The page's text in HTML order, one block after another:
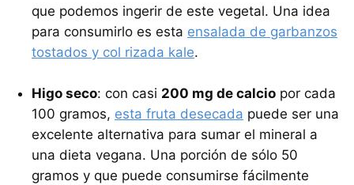
que podemos ingerir de este vegetal. Una idea
para consumirlo es esta ensalada de garbanzos
tostados y col rizada kale.
Higo seco: con casi 200 mg de calcio por cada
100 gramos, esta fruta desecada puede ser una
excelente alternativa para sumar el mineral a
una dieta vegana. Una porción de sólo 50
gramos y que puede consumirse fácilmente